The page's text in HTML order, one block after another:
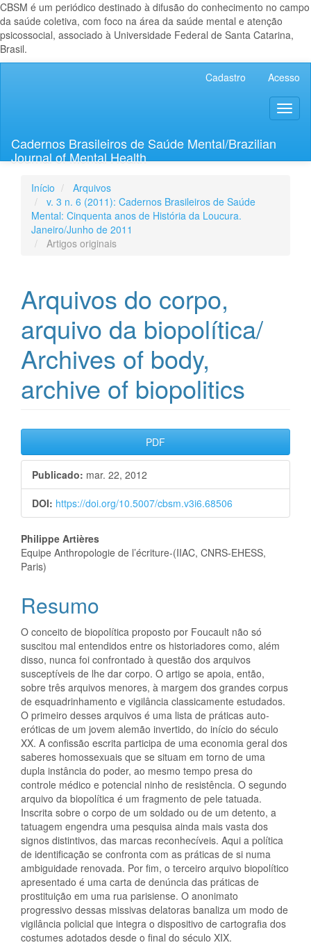
CBSM é um periódico destinado à difusão do conhecimento no campo
da saúde coletiva, com foco na área da saúde mental e atenção
psicossocial, associado à Universidade Federal de Santa Catarina,
Brasil.
Lateral
Cadastro Acesso
Cadernos Brasileiros de Saúde Mental/Brazilian
Journal of Mental Health
Início
Arquivos
v. 3 n. 6 (2011): Cadernos Brasileiros de Saúde
Mental: Cinquenta anos de História da Loucura.
Janeiro/Junho de 2011
Artigos originais
Arquivos do corpo,
arquivo da biopolítica/
Archives of body,
archive of biopolitics
Barra
lateral
de
artigos
PDF
Publicado: mar. 22, 2012
DOI: https://doi.org/10.5007/cbsm.v3i6.68506
Conteúdo
do
artigo
principal
Philippe Artières
Equipe Anthropologie de l’écriture-(IIAC, CNRS-EHESS,
Paris)
Resumo
O conceito de biopolítica proposto por Foucault não só
suscitou mal entendidos entre os historiadores como, além
disso, nunca foi confrontado à questão dos arquivos
susceptíveis de lhe dar corpo. O artigo se apoia, então,
sobre três arquivos menores, à margem dos grandes corpus
de esquadrinhamento e vigilância classicamente estudados.
O primeiro desses arquivos é uma lista de práticas auto-
eróticas de um jovem alemão invertido, do início do século
XX. A confissão escrita participa de uma economia geral dos
saberes homossexuais que se situam em torno de uma
dupla instância do poder, ao mesmo tempo presa do
controle médico e potencial ninho de resistência. O segundo
arquivo da biopolítica é um fragmento de pele tatuada.
Inscrita sobre o corpo de um soldado ou de um detento, a
tatuagem engendra uma pesquisa ainda mais vasta dos
signos distintivos, das marcas reconhecíveis. Aqui a política
de identificação se confronta com as práticas de si numa
ambiguidade renovada. Por fim, o terceiro arquivo biopolítico
apresentado é uma carta de denúncia das práticas de
prostituição em uma rua parisiense. O anonimato
progressivo dessas missivas delatoras banaliza um modo de
vigilância policial que integra o dispositivo de cartografia dos
costumes adotados desde o final do século XIX.